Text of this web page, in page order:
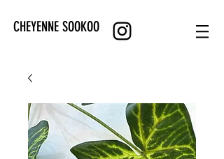
CHEYENNE SOOKOO